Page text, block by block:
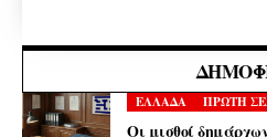
ΕΛΛΑΔΑ ΠΡΩΤΗ
Οι μισθοί